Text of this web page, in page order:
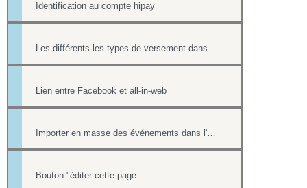
Identification au compte hipay
Les différents les types de versement dans un formulaire payant.
Lien entre Facebook et all-in-web
Importer en masse des événements dans l'Agenda
Bouton "éditer cette page